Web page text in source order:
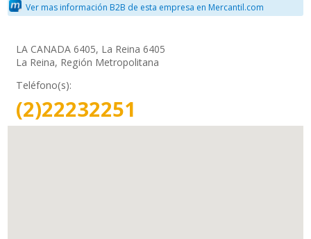
Ver mas información B2B de esta empresa en Mercantil.com
LA CANADA 6405, La Reina 6405
La Reina, Región Metropolitana
Teléfono(s):
(2)22232251